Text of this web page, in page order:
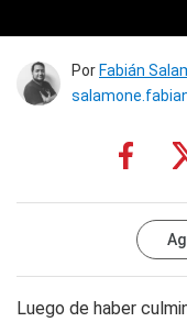
Por Fabián
Luego de haber